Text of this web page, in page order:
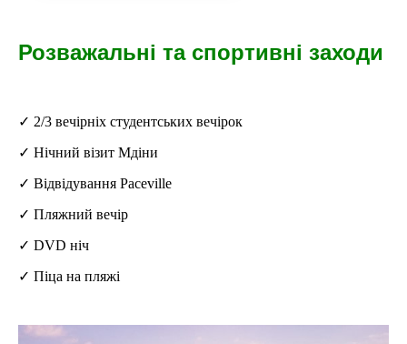
Розважальні та спортивні заходи
✓ 2/3 вечірніх студентських вечірок
✓ Нічний візит Мдіни
✓ Відвідування Paceville
✓ Пляжний вечір
✓ DVD ніч
✓ Піца на пляжі